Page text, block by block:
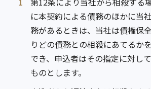
に本契約による債務のほかに当
務があるときは、当社は債権保
りどの債務との相殺にあてるか
でき、申込者はその指定に対し
ものとします。